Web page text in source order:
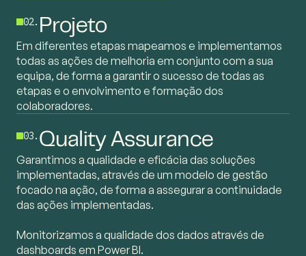
02. Projeto
Em diferentes etapas mapeamos e implementamos
todas as ações de melhoria em conjunto com a sua
equipa, de forma a garantir o sucesso de todas as
etapas e o envolvimento e formação dos
colaboradores.
03. Quality Assurance
Garantimos a qualidade e eficácia das soluções
implementadas, através de um modelo de gestão
focado na ação, de forma a assegurar a continuidade
das ações implementadas.
Monitorizamos a qualidade dos dados através de
dashboards em Power BI.